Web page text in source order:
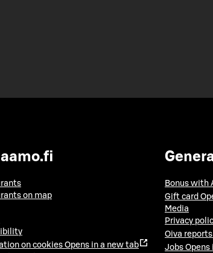
on map
on cookies Opens in a new tab
Bonus with
Gift card
Media
Privacy
Oiva reports
Jobs Opens